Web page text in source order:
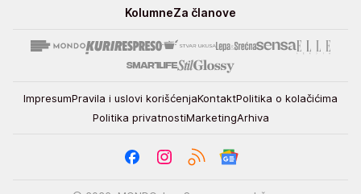
KolumneZa članove
ImpresumPravila i uslovi korišćenjaKontaktPolitika o kolačićima
Politika privatnostiMarketingArhiva